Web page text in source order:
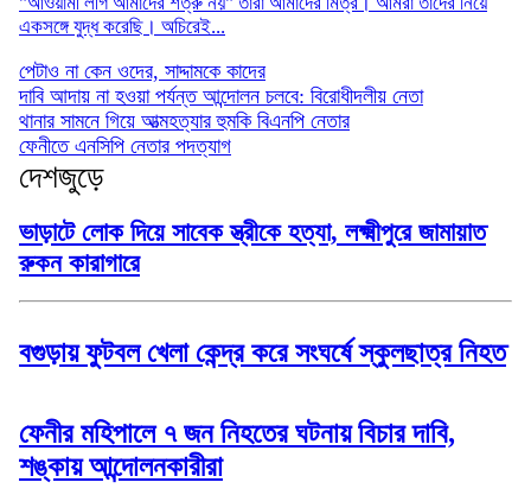
একসঙ্গে যুদ্ধ করেছি। অচিরেই...
পেটাও না কেন ওদের, সাদ্দামকে কাদের
দাবি আদায় না হওয়া পর্যন্ত আন্দোলন চলবে: বিরোধীদলীয় নেতা
থানার সামনে গিয়ে আত্মহত্যার হুমকি বিএনপি নেতার
ফেনীতে এনসিপি নেতার পদত্যাগ
দেশজুড়ে
ভাড়াটে লোক দিয়ে সাবেক স্ত্রীকে হত্যা, লক্ষ্মীপুরে জামায়াত
রুকন কারাগারে
বগুড়ায় ফুটবল খেলা কেন্দ্র করে সংঘর্ষে স্কুলছাত্র নিহত
ফেনীর মহিপালে ৭ জন নিহতের ঘটনায় বিচার দাবি,
শঙ্কায় আন্দোলনকারীরা